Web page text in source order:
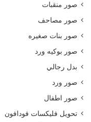
صور منقبات
صور مصاحف
صور بنات صغيره
صور بوكيه ورد
بدل رجالي
صور ورد
صور اطفال
تحويل فليكسات فودافون